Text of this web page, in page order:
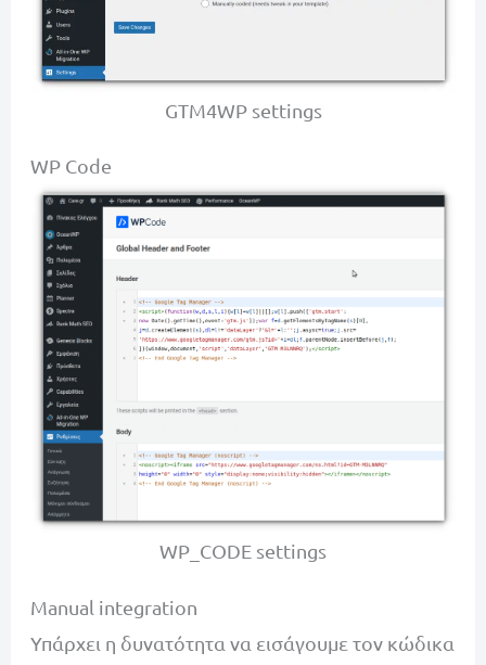
GTM4WP settings
WP Code
WP_CODE settings
Manual integration
Υπάρχει η δυνατότητα να εισάγουμε τον κώδικα